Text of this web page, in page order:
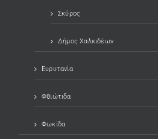
Σκύρος
Δήμος Χαλκιδέων
Ευρυτανία
Φθιώτιδα
Φωκίδα